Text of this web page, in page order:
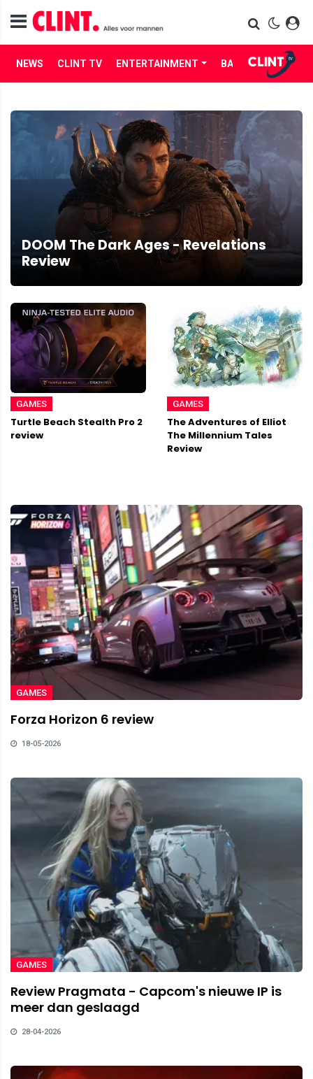
NEWS CLINT TV ENTERTAINMENT BABES LIFE
DOOM The Dark Ages - Revelations
Review
GAMES
Turtle Beach Stealth Pro 2
review
GAMES
The Adventures of Elliot
The Millennium Tales
Review
GAMES
Forza Horizon 6 review
18-05-2026
GAMES
Review Pragmata - Capcom's nieuwe IP is
meer dan geslaagd
28-04-2026